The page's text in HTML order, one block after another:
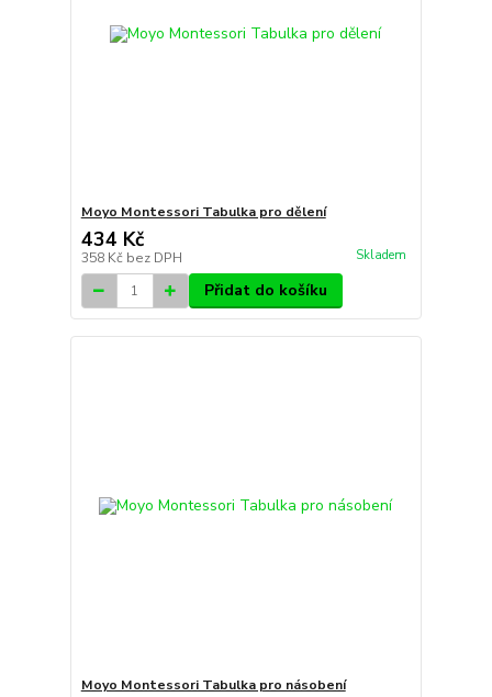
Moyo Montessori Tabulka pro dělení
434 Kč
358 Kč bez DPH Skladem
Přidat do košíku
Moyo Montessori Tabulka pro násobení